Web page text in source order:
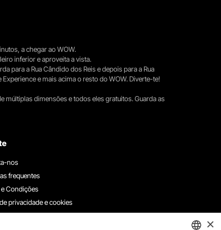
a chegar ao WOW.
inferior e aproveita a vista.
para a Rua Cândido dos Reis e depois para a Rua
e mais acima o resto do WOW. Diverte-te!
múltiplas dimensões e todos eles gratuitos. Guarda as
nos
frequentes
Condições
privacidade e cookies
connosco
×